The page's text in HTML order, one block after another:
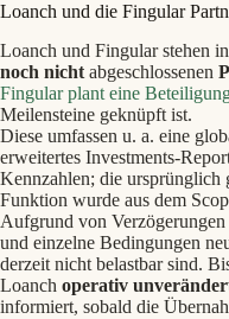
Loanch und die Fingular
Loanch und Fingular stehen
noch nicht abgeschlossenen
Fingular plant eine
Meilensteine geknüpft ist.
Diese umfassen u. a. eine
erweitertes Investments-
Kennzahlen; die ursprünglich
Funktion wurde aus dem
Aufgrund von
und einzelne Bedingungen
derzeit nicht belastbar sind.
Loanch operativ
informiert, sobald die